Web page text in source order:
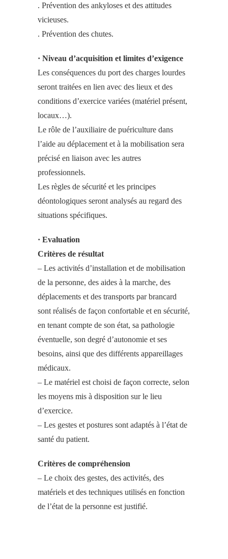
. Prévention des ankyloses et des attitudes
vicieuses.
. Prévention des chutes.
· Niveau d’acquisition et limites d’exigence
Les conséquences du port des charges lourdes
seront traitées en lien avec des lieux et des
conditions d’exercice variées (matériel présent,
locaux…).
Le rôle de l’auxiliaire de puériculture dans
l’aide au déplacement et à la mobilisation sera
précisé en liaison avec les autres
professionnels.
Les règles de sécurité et les principes
déontologiques seront analysés au regard des
situations spécifiques.
· Evaluation
Critères de résultat
– Les activités d’installation et de mobilisation
de la personne, des aides à la marche, des
déplacements et des transports par brancard
sont réalisés de façon confortable et en sécurité,
en tenant compte de son état, sa pathologie
éventuelle, son degré d’autonomie et ses
besoins, ainsi que des différents appareillages
médicaux.
– Le matériel est choisi de façon correcte, selon
les moyens mis à disposition sur le lieu
d’exercice.
– Les gestes et postures sont adaptés à l’état de
santé du patient.
Critères de compréhension
– Le choix des gestes, des activités, des
matériels et des techniques utilisés en fonction
de l’état de la personne est justifié.